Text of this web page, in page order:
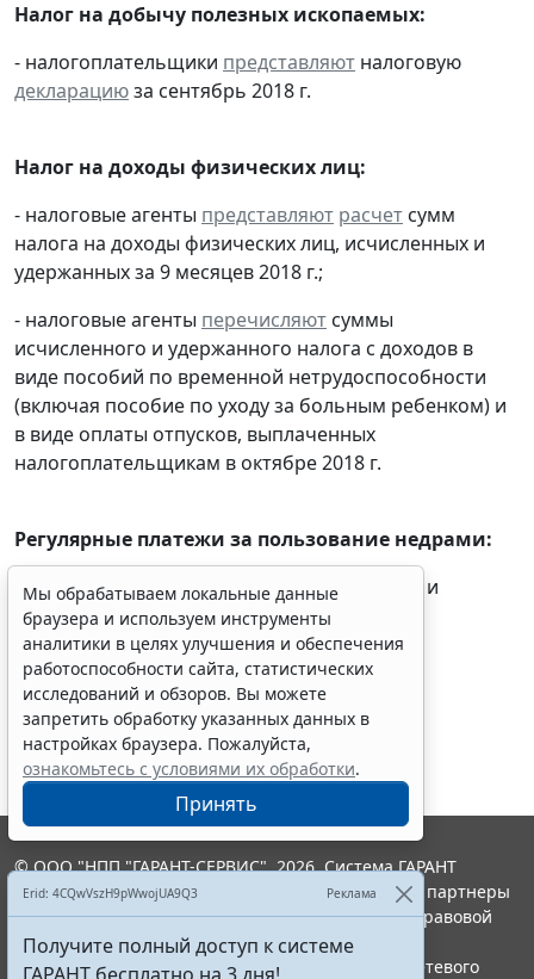
Налог на добычу полезных ископаемых:
- налогоплательщики представляют налоговую
декларациюза сентябрь 2018 г.
Налог на доходы физических лиц:
- налоговые агенты представляют расчет сумм
налога на доходы физических лиц, исчисленных и
удержанных за 9 месяцев 2018 г.;
- налоговые агенты перечисляют суммы
исчисленного и удержанного налога с доходов в
виде пособий по временной нетрудоспособности
(включая пособие по уходу за больным ребенком) и
в виде оплаты отпусков, выплаченных
налогоплательщикам в октябре 2018 г.
Регулярные платежи за пользование недрами:
- пользователи недрперечисляют платежи и
представляютрасчеты за III квартал 2018 г.
Мы обрабатываем локальные данные
браузера и используем инструменты
аналитики в целях улучшения и обеспечения
работоспособности сайта, статистических
исследований и обзоров. Вы можете
запретить обработку указанных данных в
настройках браузера. Пожалуйста,
ознакомьтесь с условиями их обработки.
Принять
Erid: 4CQwVszH9pWwojUA9Q3 Реклама
Получите полный доступ к системе
© ООО "НПП "ГАРАНТ-СЕРВИС", 2026. Система ГАРАНТ
выпускается с 1990 года. Компания "Гарант" и ее партнеры
являются участниками Российской ассоциации правовой
информации ГАРАНТ.
Портал ГАРАНТ.РУ зарегистрирован в качестве сетевого